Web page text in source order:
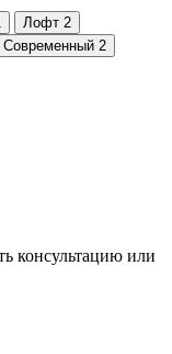
консультацию или